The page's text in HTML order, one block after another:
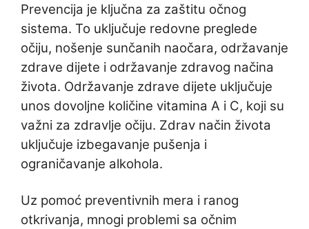
Prevencija je ključna za zaštitu očnog
sistema. To uključuje redovne preglede
očiju, nošenje sunčanih naočara, održavanje
zdrave dijete i održavanje zdravog načina
života. Održavanje zdrave dijete uključuje
unos dovoljne količine vitamina A i C, koji su
važni za zdravlje očiju. Zdrav način života
uključuje izbegavanje pušenja i
ograničavanje alkohola.
Uz pomoć preventivnih mera i ranog
otkrivanja, mnogi problemi sa očnim